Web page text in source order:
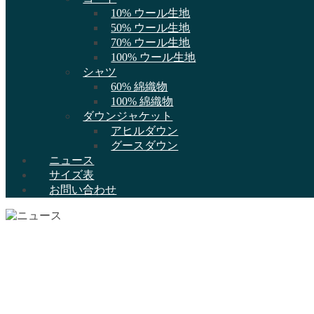
10% ウール生地
50% ウール生地
70% ウール生地
100% ウール生地
シャツ
60% 綿織物
100% 綿織物
ダウンジャケット
アヒルダウン
グースダウン
ニュース
サイズ表
お問い合わせ